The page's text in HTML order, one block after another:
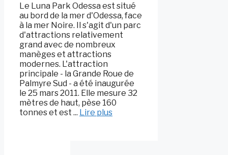
Le Luna Park Odessa est situé
au bord de la mer d'Odessa, face
à la mer Noire. Il s'agit d'un parc
d'attractions relativement
grand avec de nombreux
manèges et attractions
modernes. L'attraction
principale - la Grande Roue de
Palmyre Sud - a été inaugurée
le 25 mars 2011. Elle mesure 32
mètres de haut, pèse 160
tonnes et est ... Lire plus